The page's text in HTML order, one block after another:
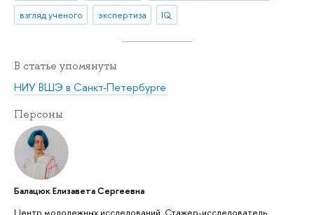
взгляд ученого
экспертиза IQ
В статье упомянуты
НИУ ВШЭ в Санкт-Петербурге
Персоны
Балацюк Елизавета Сергеевна
Центр молодежных исследований: Стажер-исследователь